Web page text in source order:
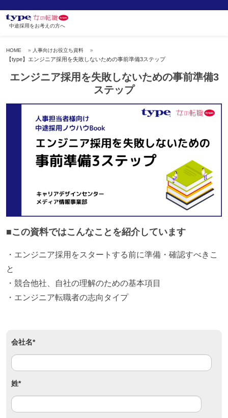
中途採用をお考えの方へ
HOME 人事向けお役立ち資料
【type】エンジニア採用を失敗しないための事前準備3ステップ
エンジニア採用を失敗しないための事前準備3
ステップ
■この資料ではこんなことを紹介しています
・エンジニア採用をスタートする前に準備・確認すべきこ
と
・競合他社、自社の理解のための基本項目
・エンジニア転職者の志向タイプ
会社名*
姓*